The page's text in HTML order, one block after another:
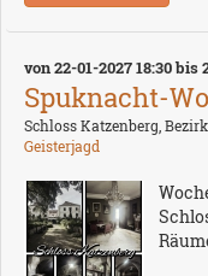
von 22-01-2027 18:30 bis
Spuknacht-
Schloss Katzenberg,
Geisterjagd